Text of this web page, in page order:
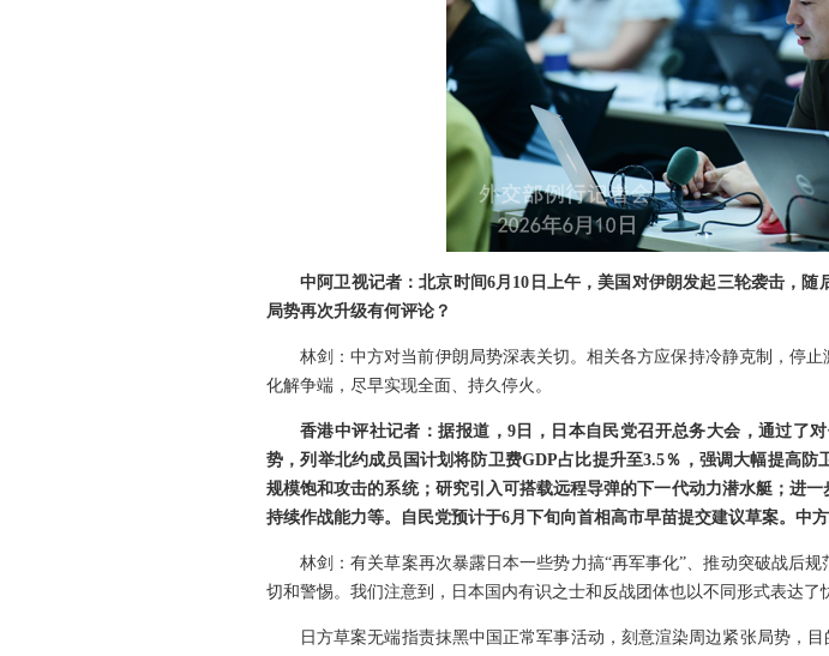
中阿卫视记者：北京时间6月10日上午，美国对伊朗发起三轮袭击，
局势再次升级有何评论？
林剑：中方对当前伊朗局势深表关切。相关各方应保持冷静克制，停
化解争端，尽早实现全面、持久停火。
香港中评社记者：据报道，9日，日本自民党召开总务大会，通过了
势，列举北约成员国计划将防卫费GDP占比提升至3.5％，强调大幅提高
规模饱和攻击的系统；研究引入可搭载远程导弹的下一代动力潜水艇；进
持续作战能力等。自民党预计于6月下旬向首相高市早苗提交建议草案。中
林剑：有关草案再次暴露日本一些势力搞“再军事化”、推动突破战后
切和警惕。我们注意到，日本国内有识之士和反战团体也以不同形式表达了
日方草案无端指责抹黑中国正常军事活动，刻意渲染周边紧张局势，